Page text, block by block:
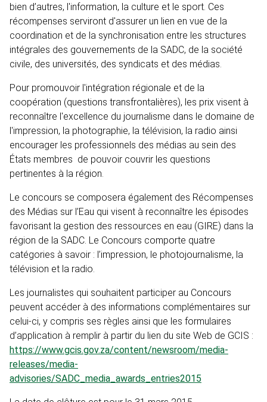
bien d’autres, l'information, la culture et le sport. Ces
récompenses serviront d'assurer un lien en vue de la
coordination et de la synchronisation entre les structures
intégrales des gouvernements de la SADC, de la société
civile, des universités, des syndicats et des médias.
Pour promouvoir l'intégration régionale et de la
coopération (questions transfrontalières), les prix visent à
reconnaître l'excellence du journalisme dans le domaine de
l'impression, la photographie, la télévision, la radio ainsi
encourager les professionnels des médias au sein des
États membres de pouvoir couvrir les questions
pertinentes à la région.
Le concours se composera également des Récompenses
des Médias sur l’Eau qui visent à reconnaître les épisodes
favorisant la gestion des ressources en eau (GIRE) dans la
région de la SADC. Le Concours comporte quatre
catégories à savoir : l’impression, le photojournalisme, la
télévision et la radio.
Les journalistes qui souhaitent participer au Concours
peuvent accéder à des informations complémentaires sur
celui-ci, y compris ses règles ainsi que les formulaires
d’application à remplir à partir du lien du site Web de GCIS :
https://www.gcis.gov.za/content/newsroom/media-
releases/media-
advisories/SADC_media_awards_entries2015